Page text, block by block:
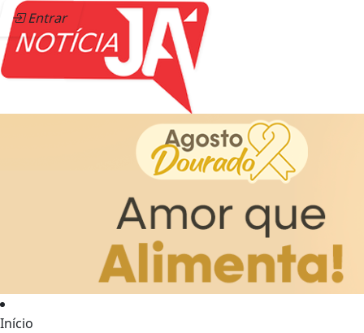
Entrar
Início